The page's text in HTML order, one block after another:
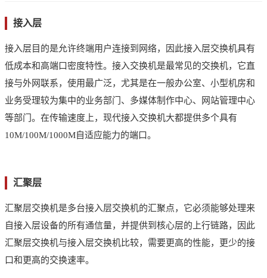
接入层
接入层目的是允许终端用户连接到网络，因此接入层交换机具有
低成本和高端口密度特性。接入交换机是最常见的交换机，它直
接与外网联系，使用最广泛，尤其是在一般办公室、小型机房和
业务受理较为集中的业务部门、多媒体制作中心、网站管理中心
等部门。在传输速度上，现代接入交换机大都提供多个具有
10M/100M/1000M自适应能力的端口。
汇聚层
汇聚层交换机是多台接入层交换机的汇聚点，它必须能够处理来
自接入层设备的所有通信量，并提供到核心层的上行链路，因此
汇聚层交换机与接入层交换机比较，需要更高的性能，更少的接
口和更高的交换速率。